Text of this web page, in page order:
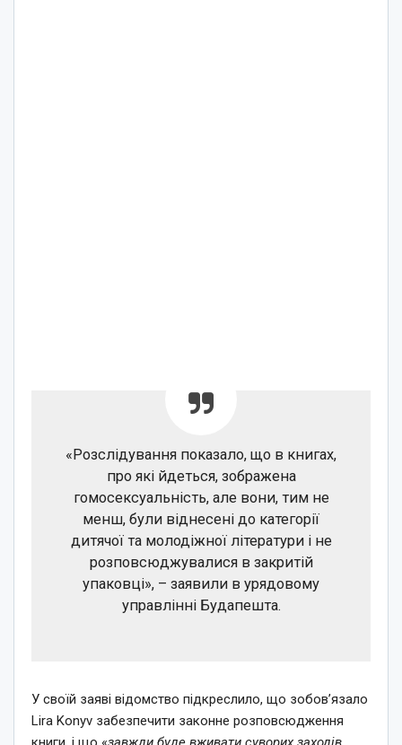
«Розслідування показало, що в книгах,
про які йдеться, зображена
гомосексуальність, але вони, тим не
менш, були віднесені до категорії
дитячої та молодіжної літератури і не
розповсюджувалися в закритій
упаковці», – заявили в урядовому
управлінні Будапешта.
У своїй заяві відомство підкреслило, що зобов’язало
Lira Konyv забезпечити законне розповсюдження